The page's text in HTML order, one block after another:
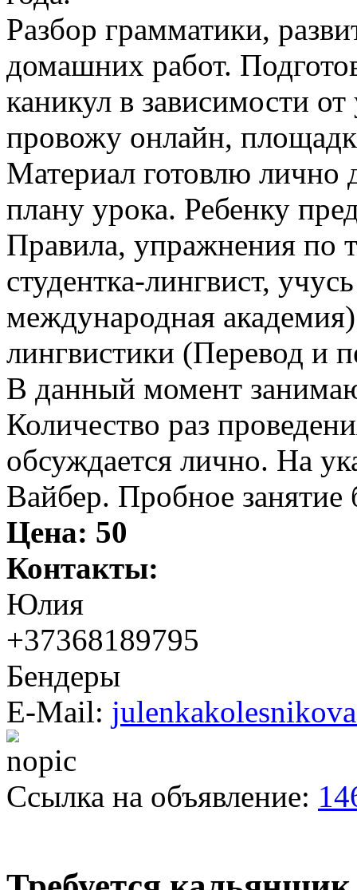
Разбор грамматики,
домашних работ.
каникул в зависимости
провожу онлайн,
Материал готовлю лично
плану урока. Ребенку
Правила, упражнения по
студентка-лингвист,
международная
лингвистики (Перевод и
В данный момент
Количество раз
обсуждается лично. На
Вайбер. Пробное занятие
Цена: 50
Контакты:
Юлия
+37368189795
Бендеры
E-Mail:
Ссылка на объявление: